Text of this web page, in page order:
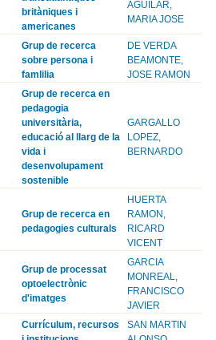
britàniques i
americanes
AGUILAR,
MARIA JOSE
Grup de recerca
sobre persona i
famlilia
DE VERDA
BEAMONTE,
JOSE RAMON
Grup de recerca en
pedagogia
universitària,
educació al llarg de la
vida i
desenvolupament
sostenible
GARGALLO
LOPEZ,
BERNARDO
Grup de recerca en
pedagogies culturals
HUERTA
RAMON,
RICARD
VICENT
Grup de processat
optoelectrònic
d'imatges
GARCIA
MONREAL,
FRANCISCO
JAVIER
Currículum, recursos
SAN MARTIN